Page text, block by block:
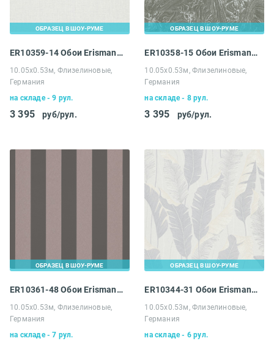
ОБРАЗЕЦ В ШОУ-РУМЕ
ER10359-14 Обои Erismann 4 Earth Melissa
10.05х0.53м, Флизелиновые,
Германия
на складе - 9 рул.
3 395 руб/рул.
ОБРАЗЕЦ В ШОУ-РУМЕ
ER10358-15 Обои Erismann 4 Earth Melissa
10.05х0.53м, Флизелиновые,
Германия
на складе - 8 рул.
3 395 руб/рул.
ОБРАЗЕЦ В ШОУ-РУМЕ
ER10361-48 Обои Erismann 4 Earth Melissa
10.05х0.53м, Флизелиновые,
Германия
на складе - 7 рул.
ОБРАЗЕЦ В ШОУ-РУМЕ
ER10344-31 Обои Erismann 4 Earth Melissa
10.05х0.53м, Флизелиновые,
Германия
на складе - 6 рул.